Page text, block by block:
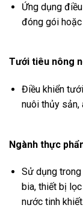
Ứng dụng
đóng gói
Tưới tiêu nông
Điều khiển
nuôi thủy sản,
Ngành thực
Sử dụng
bia, thiết bị
nước tinh khiết.